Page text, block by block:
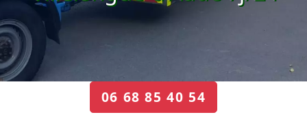
06 68 85 40 54